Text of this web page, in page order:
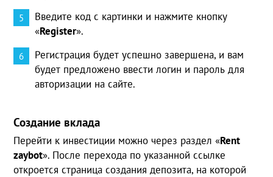
Введите код с картинки и нажмите кнопку
«Register».
Регистрация будет успешно завершена, и вам
будет предложено ввести логин и пароль для
авторизации на сайте.
Создание вклада
Перейти к инвестиции можно через раздел «Rent
zaybot». После перехода по указанной ссылке
откроется страница создания депозита, на которой